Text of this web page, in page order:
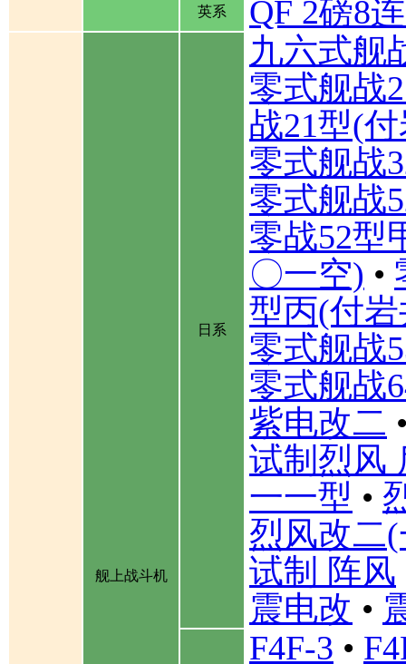
英系 QF 2磅8
舰上战斗机
日系
九六式舰
零式舰战
战21型(
零式舰战
零式舰战
零战52型
〇一空) •
型丙(付
零式舰战
零式舰战
紫电改二
试制烈风
一一型 •
烈风改二
试制 阵风
震电改 •
F4F-3 •